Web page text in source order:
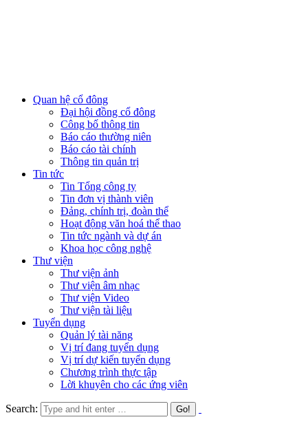
Quan hệ cổ đông
Đại hội đồng cổ đông
Công bố thông tin
Báo cáo thường niên
Báo cáo tài chính
Thông tin quản trị
Tin tức
Tin Tổng công ty
Tin đơn vị thành viên
Đảng, chính trị, đoàn thể
Hoạt động văn hoá thể thao
Tin tức ngành và dự án
Khoa học công nghệ
Thư viện
Thư viện ảnh
Thư viện âm nhạc
Thư viện Video
Thư viện tài liệu
Tuyển dụng
Quản lý tài năng
Vị trí đang tuyển dụng
Vị trí dự kiến tuyển dụng
Chương trình thực tập
Lời khuyên cho các ứng viên
Search: